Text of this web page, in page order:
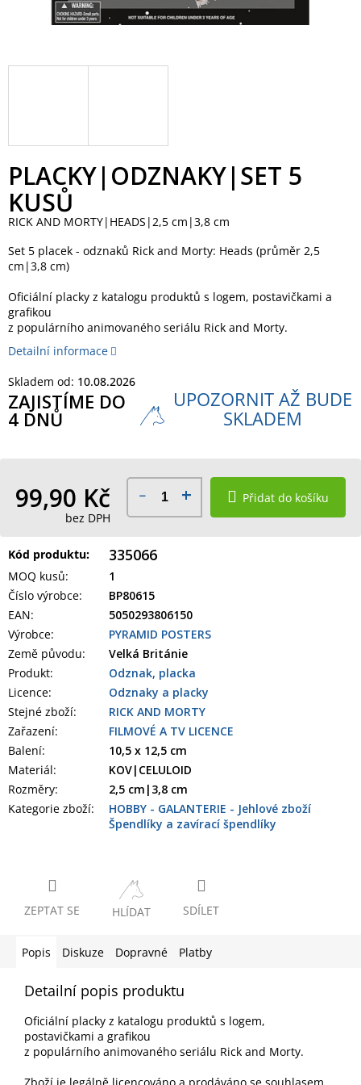
PLACKY|ODZNAKY|SET 5
KUSŮ
RICK AND MORTY|HEADS|2,5 cm|3,8 cm
Set 5 placek - odznaků Rick and Morty: Heads (průměr 2,5
cm|3,8 cm)
Oficiální placky z katalogu produktů s logem, postavičkami a
grafikou
z populárního animovaného seriálu Rick and Morty.
Detailní informace
Skladem od: 10.08.2026
ZAJISTÍME DO
4 DNŮ
UPOZORNIT AŽ BUDE
SKLADEM
99,90 Kč
bez DPH
Přidat do košíku
Kód produktu: 335066
MOQ kusů:
1
Číslo výrobce:
BP80615
EAN:
5050293806150
Výrobce:
PYRAMID POSTERS
Země původu:
Velká Británie
Produkt:
Odznak, placka
Licence:
Odznaky a placky
Stejné zboží:
RICK AND MORTY
Zařazení:
FILMOVÉ A TV LICENCE
Balení:
10,5 x 12,5 cm
Materiál:
KOV|CELULOID
Rozměry:
2,5 cm|3,8 cm
Kategorie zboží:
HOBBY - GALANTERIE - Jehlové zboží
Špendlíky a zavírací špendlíky
ZEPTAT SE HLÍDAT SDÍLET
Popis Diskuze Dopravné Platby
Detailní popis produktu
Oficiální placky z katalogu produktů s logem,
postavičkami a grafikou
z populárního animovaného seriálu Rick and Morty.